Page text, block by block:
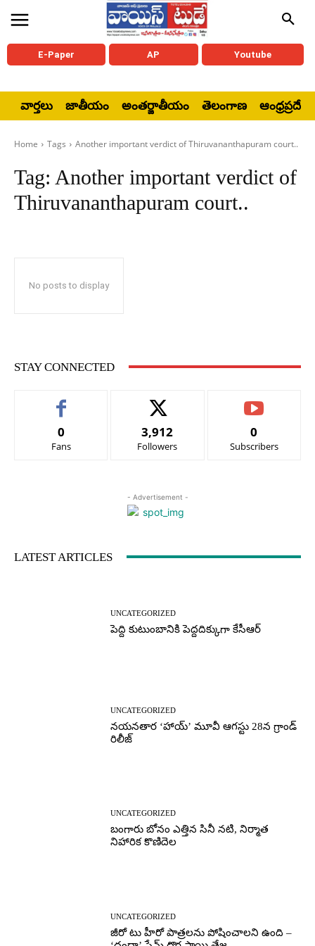
E-Paper AP Youtube
వార్తలు జాతీయం అంతర్జాతీయం తెలంగాణ ఆంధ్రప్రదేశ్
Home Tags Another important verdict of Thiruvananthapuram court..
Tag: Another important verdict of
Thiruvananthapuram court..
No posts to display
STAY CONNECTED
0
Fans
3,912
Followers
0
Subscribers
- Advertisement -
LATEST ARTICLES
UNCATEGORIZED
పెద్ది కుటుంబానికి పెద్దదిక్కుగా కేసీఆర్
UNCATEGORIZED
నయనతార ‘హాయ్’ మూవీ ఆగస్టు 28న గ్రాండ్
రిలీజ్
UNCATEGORIZED
బంగారు బోనం ఎత్తిన సినీ నటి, నిర్మాత
నిహారిక కొణిదెల
UNCATEGORIZED
జీరో టు హీరో పాత్రలను పోషించాలని ఉంది –